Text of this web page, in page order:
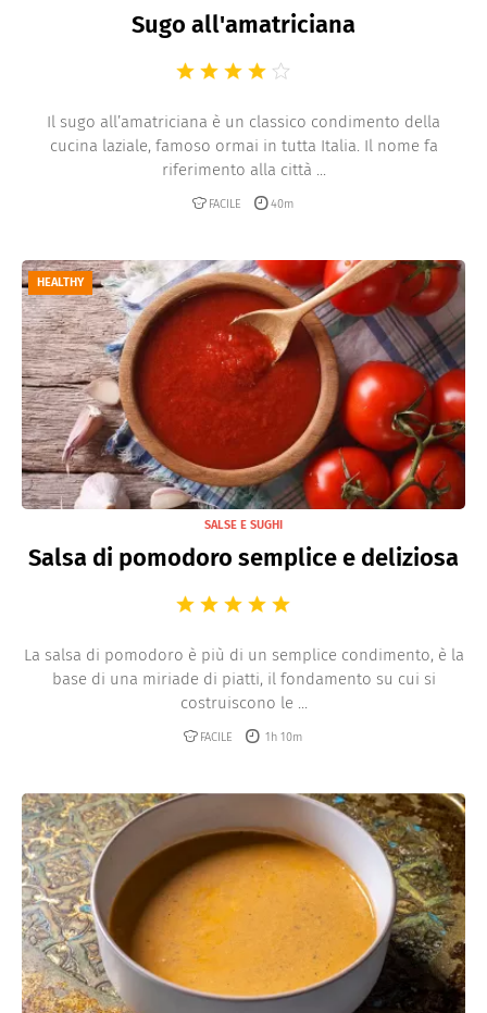
Sugo all'amatriciana
Il sugo all’amatriciana è un classico condimento della
cucina laziale, famoso ormai in tutta Italia. Il nome fa
riferimento alla città ...
FACILE 40m
HEALTHY
SALSE E SUGHI
Salsa di pomodoro semplice e deliziosa
La salsa di pomodoro è più di un semplice condimento, è la
base di una miriade di piatti, il fondamento su cui si
costruiscono le ...
FACILE 1h 10m